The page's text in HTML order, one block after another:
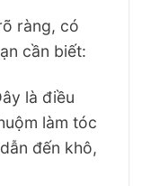
ràng, có
cần biết:
là điều
làm tóc
đến khô,